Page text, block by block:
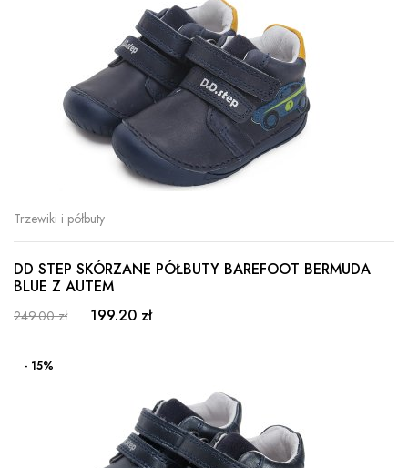
Trzewiki i półbuty
DD STEP SKÓRZANE PÓŁBUTY BAREFOOT BERMUDA
BLUE Z AUTEM
249.00 zł 199.20 zł
- 15%